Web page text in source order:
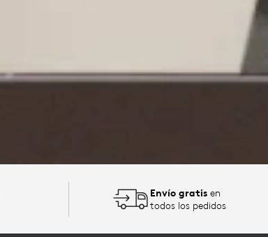
Envío gratis en
todos los pedidos